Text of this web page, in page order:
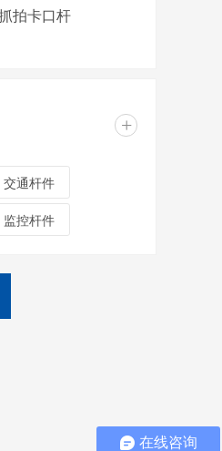
拍卡口杆
+
交通杆件
监控杆件
在线咨询